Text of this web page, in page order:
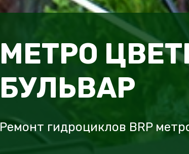
МЕТРО
БУЛЬВАР
Ремонт гидроциклов BRP